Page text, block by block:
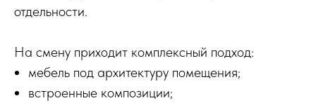
отдельности.
На смену приходит комплексный подход:
мебель под архитектуру помещения;
встроенные композиции;